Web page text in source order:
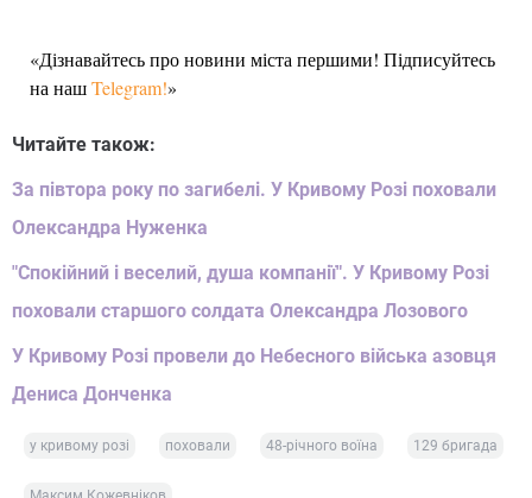
«Дізнавайтесь про новини міста першими! Підписуйтесь
на нашTelegram!»
Читайте також:
За півтора року по загибелі. У Кривому Розі поховали
Олександра Нуженка
"Спокійний і веселий, душа компанії". У Кривому Розі
поховали старшого солдата Олександра Лозового
У Кривому Розі провели до Небесного війська азовця
Дениса Донченка
у кривому розі поховали 48-річного воїна 129 бригада